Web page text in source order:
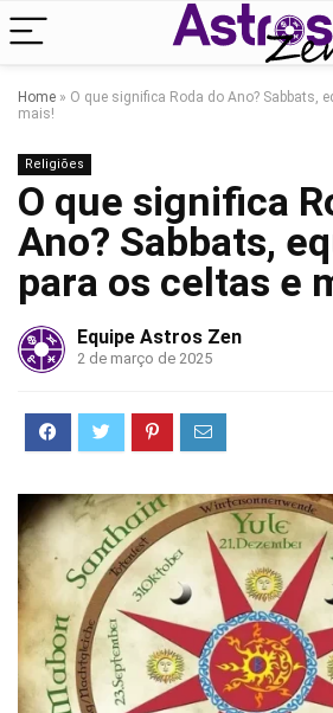
Home » O que significa Roda do Ano? Sabbats,
mais!
Religiões
O que significa
Ano? Sabbats,
para os celtas e
Equipe Astros Zen
2 de março de 2025